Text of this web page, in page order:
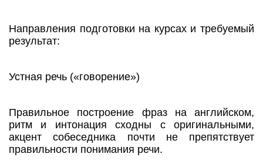
Направления подготовки на курсах и требуемый
результат:
Устная речь («говорение»)
Правильное построение фраз на английском,
ритм и интонация сходны с оригинальными,
акцент собеседника почти не препятствует
правильности понимания речи.